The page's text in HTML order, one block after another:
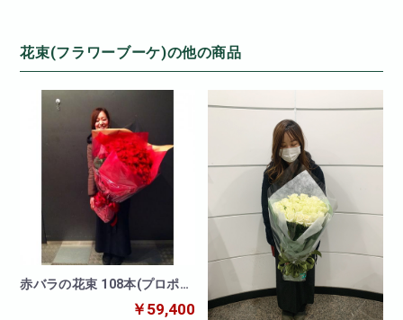
花束(フラワーブーケ)の他の商品
赤バラの花束 108本(プロポー
￥59,400